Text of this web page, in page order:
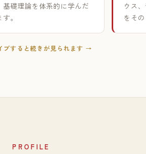
基礎理論を体系的に学んだ
。
ウス
をそ
プすると続きが見られます →
PROFILE